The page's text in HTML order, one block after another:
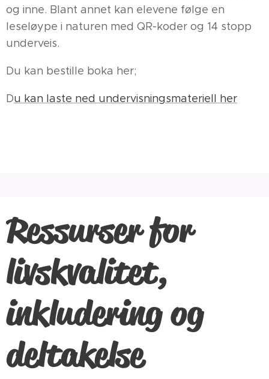
og inne. Blant annet kan elevene følge en
leseløype i naturen med QR-koder og 14 stopp
underveis.
Du kan bestille boka her;
Du kan laste ned undervisningsmateriell her
Ressurser for
livskvalitet,
inkludering og
deltakelse